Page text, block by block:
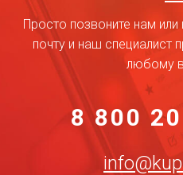
Просто позвоните нам
почту и наш специалист
любому
8 800